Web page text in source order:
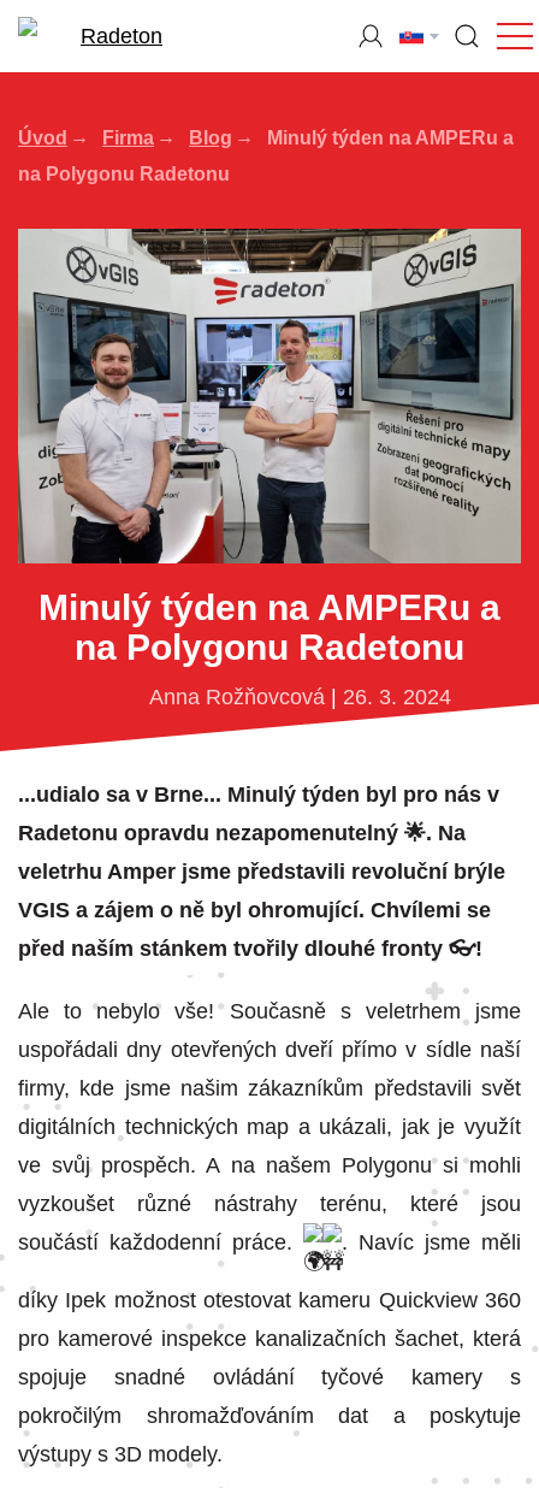
Úvod Firma Blog
Minulý týden na AMPERu a
na Polygonu Radetonu
Minulý týden na AMPERu a
na Polygonu Radetonu
Anna Rožňovcová | 26. 3. 2024
...udialo sa v Brne... Minulý týden byl pro nás v
Radetonu opravdu nezapomenutelný 🌟. Na
veletrhu Amper jsme představili revoluční brýle
VGIS a zájem o ně byl ohromující. Chvílemi se
před naším stánkem tvořily dlouhé fronty 👓!
Ale to nebylo vše! Současně s veletrhem jsme
uspořádali dny otevřených dveří přímo v sídle naší
firmy, kde jsme našim zákazníkům představili svět
digitálních technických map a ukázali, jak je využít
ve svůj prospěch. A na našem Polygonu si mohli
vyzkoušet různé nástrahy terénu, které jsou
součástí každodenní práce.
. Navíc jsme měli
díky Ipek možnost otestovat kameru Quickview 360
pro kamerové inspekce kanalizačních šachet, která
spojuje snadné ovládání tyčové kamery s
pokročilým shromažďováním dat a poskytuje
výstupy s 3D modely.